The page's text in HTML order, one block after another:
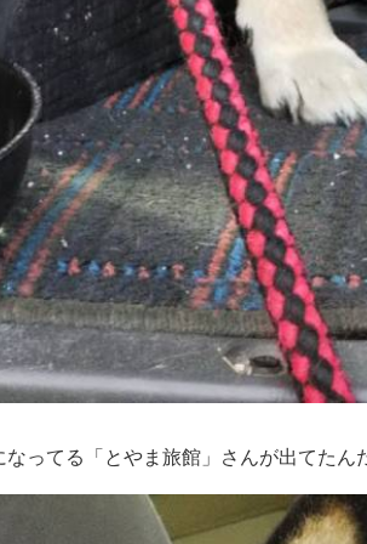
ってる「とやま旅館」さんが出てたん